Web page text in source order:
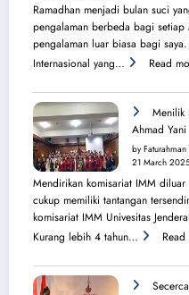
Ramadhan menjadi bulan suci
pengalaman berbeda bagi
pengalaman luar biasa bagi
Internasional yang…
Read
Menilik
Ahmad Yani
by
21 March 2025
Mendirikan komisariat IMM
cukup memiliki tantangan
komisariat IMM Univesitas
Kurang lebih 4 tahun…